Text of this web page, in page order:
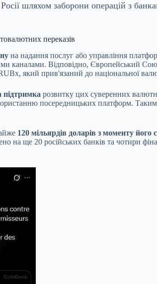
Росії шляхом заборони операцій з
переказів
на надання послуг або управління
каналами. Відповідно, Європейський
який прив'язаний до національної
підтримка розвитку цих суверенних
посередницьких платформ. Таким
120 мільярдів доларів з моменту його
на ще 20 російських банків та чотири